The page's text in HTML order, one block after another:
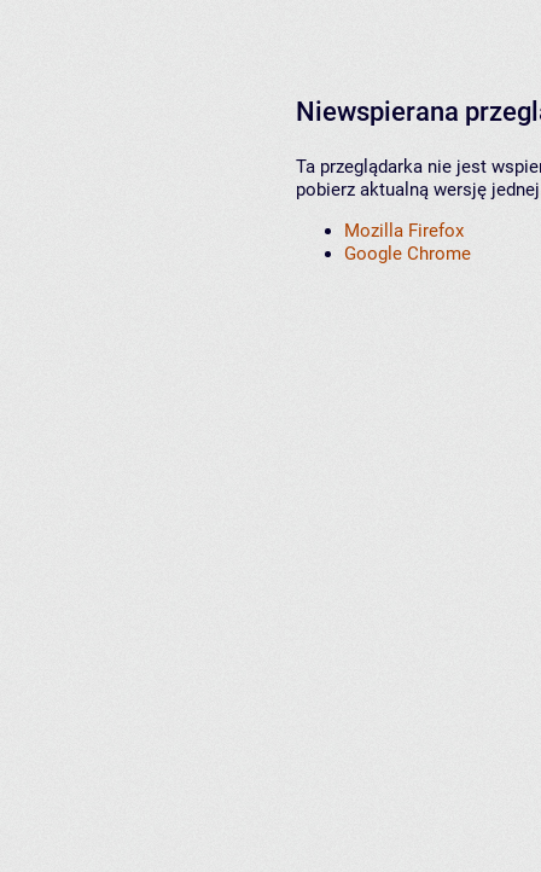
Niewspierana
Ta przeglądarka nie jest
pobierz aktualną wersję
Mozilla Firefox
Google Chrome